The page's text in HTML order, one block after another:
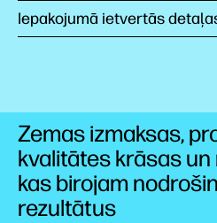
Iepakojumā ietvertās
Zemas izmaksas,
kvalitātes krāsas
kas birojam
rezultātus